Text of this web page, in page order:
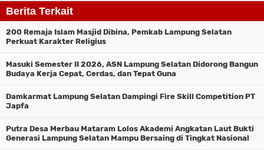
Berita Terkait
200 Remaja Islam Masjid Dibina, Pemkab Lampung Selatan
Perkuat Karakter Religius
Masuki Semester II 2026, ASN Lampung Selatan Didorong Bangun
Budaya Kerja Cepat, Cerdas, dan Tepat Guna
Damkarmat Lampung Selatan Dampingi Fire Skill Competition PT
Japfa
Putra Desa Merbau Mataram Lolos Akademi Angkatan Laut Bukti
Generasi Lampung Selatan Mampu Bersaing di Tingkat Nasional